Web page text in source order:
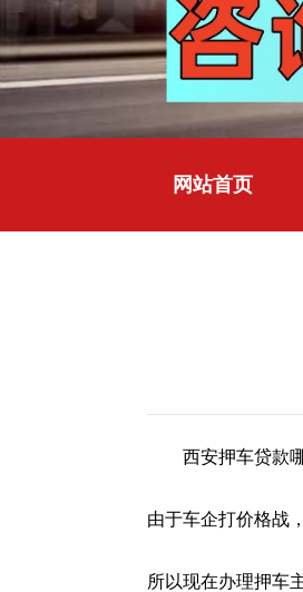
网站首页
西安押车贷款哪
由于车企打价格战
所以现在办理押车